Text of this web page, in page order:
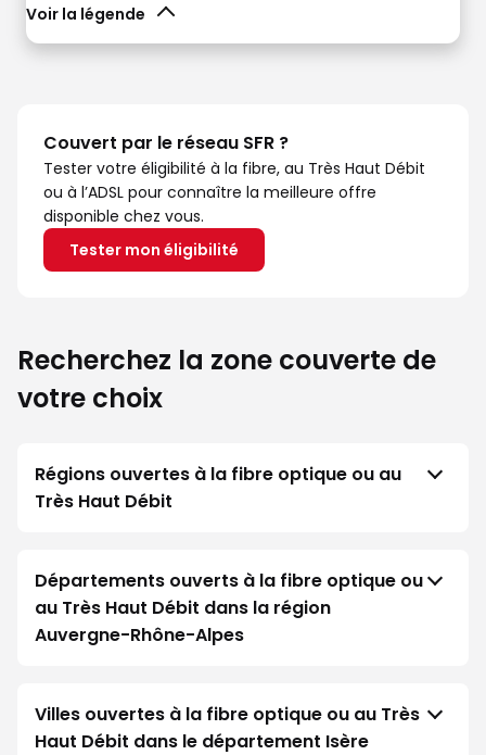
Voir la légende
Couvert par le réseau SFR ?
Tester votre éligibilité à la fibre, au Très Haut Débit
ou à l’ADSL pour connaître la meilleure offre
disponible chez vous.
Tester mon éligibilité
Recherchez la zone couverte de
votre choix
Régions ouvertes à la fibre optique ou au
Très Haut Débit
Départements ouverts à la fibre optique ou
au Très Haut Débit dans la région
Auvergne-Rhône-Alpes
Villes ouvertes à la fibre optique ou au Très
Haut Débit dans le département Isère